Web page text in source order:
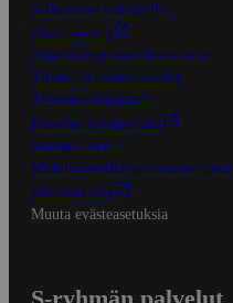
S-Business yrityksille
Oiva-raportit
Osuuskauppojen yhteystiedot
Tilaus- ja toimitusehdot
Tietosuojakäytäntö
Palvelun käyttöehdot
Saavutettavuus
Mobiilisovelluksen
Mainostajalle
Muuta evästeasetuksia